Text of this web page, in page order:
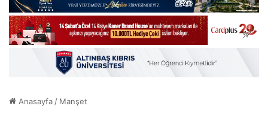
Anasayfa / Manşet